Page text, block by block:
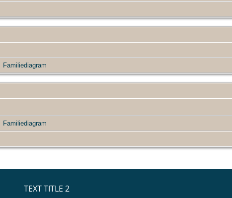
Familiediagram
Familiediagram
TEXT TITLE 2